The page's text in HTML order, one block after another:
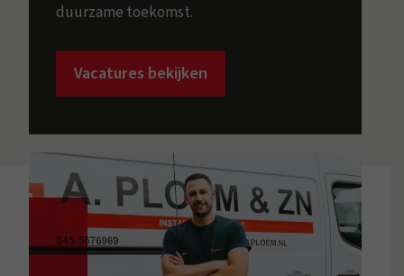
duurzame toekomst.
Vacatures bekijken